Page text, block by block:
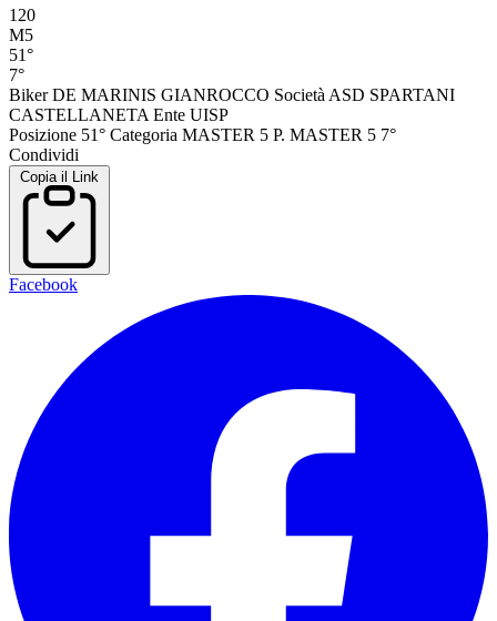
120
M5
51°
7°
Biker DE MARINIS GIANROCCO Società ASD SPARTANI
CASTELLANETA Ente UISP
Posizione 51° Categoria MASTER 5 P. MASTER 5 7°
Condividi
Copia il Link
Facebook